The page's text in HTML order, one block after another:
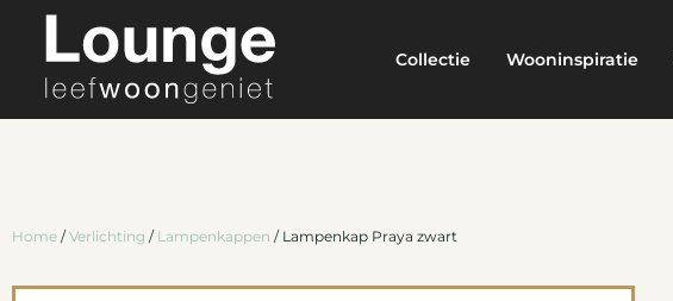
Collectie Wooninspiratie
Home /Verlichting / Lampenkappen / Lampenkap Praya zwart